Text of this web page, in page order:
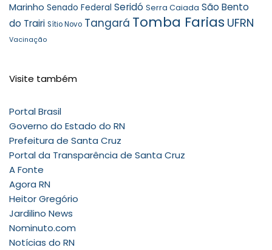
Marinho Senado Federal Seridó Serra Caiada São Bento
do Trairi Sítio Novo Tangará Tomba Farias UFRN
Vacinação
Visite também
Portal Brasil
Governo do Estado do RN
Prefeitura de Santa Cruz
Portal da Transparência de Santa Cruz
A Fonte
Agora RN
Heitor Gregório
Jardilino News
Nominuto.com
Notícias do RN